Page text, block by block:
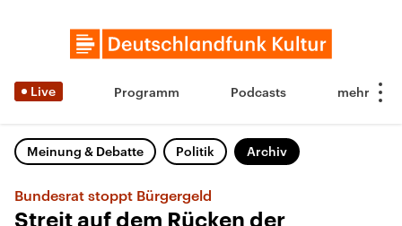
Live Programm Podcasts
Meinung & Debatte Politik Archiv
Bundesrat stoppt Bürgergeld
Streit auf dem Rücken der